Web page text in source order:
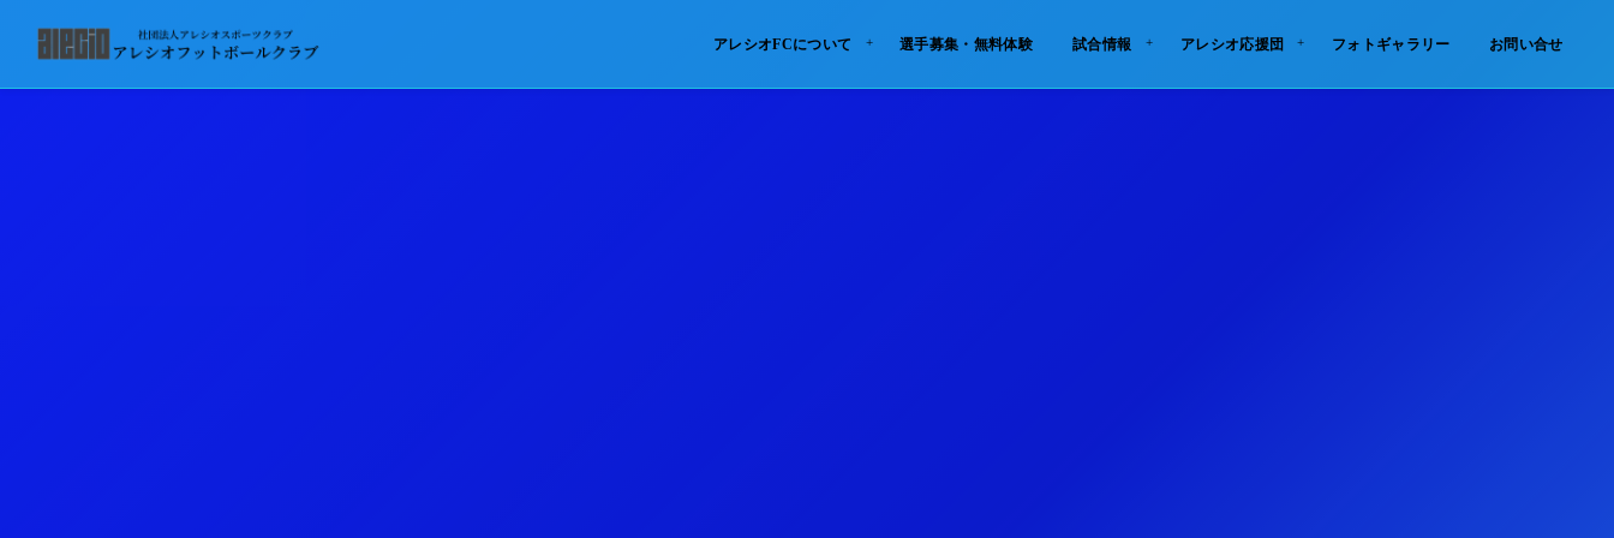
アレシオFCについて 選手募集・無料体験 試合情報 アレシオ応援団 フォトギャラリー お問い合せ